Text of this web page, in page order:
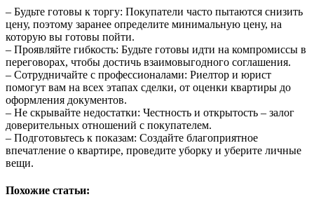
– Будьте готовы к торгу: Покупатели часто пытаются снизить
цену, поэтому заранее определите минимальную цену, на
которую вы готовы пойти.
– Проявляйте гибкость: Будьте готовы идти на компромиссы в
переговорах, чтобы достичь взаимовыгодного соглашения.
– Сотрудничайте с профессионалами: Риелтор и юрист
помогут вам на всех этапах сделки, от оценки квартиры до
оформления документов.
– Не скрывайте недостатки: Честность и открытость – залог
доверительных отношений с покупателем.
– Подготовьтесь к показам: Создайте благоприятное
впечатление о квартире, проведите уборку и уберите личные
вещи.
Похожие статьи: